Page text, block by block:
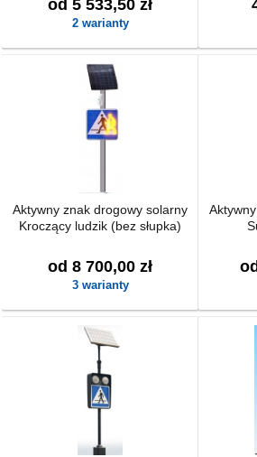
od 5 533,50 zł
2 warianty
Aktywny znak drogowy solarny
Kroczący ludzik (bez słupka)
od 8 700,00 zł
3 warianty